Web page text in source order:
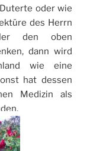
oder wie
des Herrn
den oben
dann wird
wie eine
hat dessen
Medizin als